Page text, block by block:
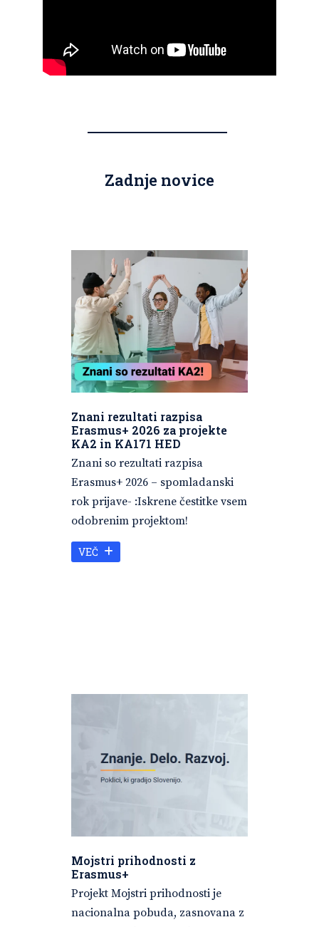
Zadnje novice
Znani rezultati razpisa
Erasmus+ 2026 za projekte
KA2 in KA171 HED
Znani so rezultati razpisa
Erasmus+ 2026 – spomladanski
rok prijave- :Iskrene čestitke vsem
odobrenim projektom!
VEČ
Mojstri prihodnosti z
Erasmus+
Projekt Mojstri prihodnosti je
nacionalna pobuda, zasnovana z